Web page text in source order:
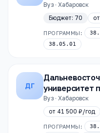
Вуз · Хабаровск
Бюджет: 70 от
ПРОГРАММЫ:
38.05.01
ДГ
университет
Вуз · Хабаровск
от 41 500 ₽/год
ПРОГРАММЫ: